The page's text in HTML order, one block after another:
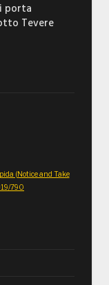
porta
Tevere
(Notice and Take
790